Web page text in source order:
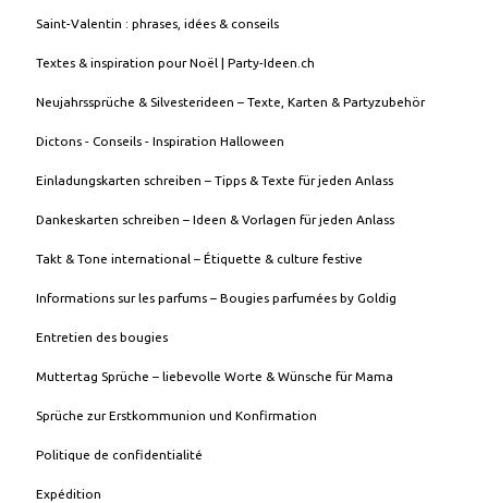
Saint-Valentin : phrases, idées & conseils
Textes & inspiration pour Noël | Party-Ideen.ch
Neujahrssprüche & Silvesterideen – Texte, Karten & Partyzubehör
Dictons - Conseils - Inspiration Halloween
Einladungskarten schreiben – Tipps & Texte für jeden Anlass
Dankeskarten schreiben – Ideen & Vorlagen für jeden Anlass
Takt & Tone international – Étiquette & culture festive
Informations sur les parfums – Bougies parfumées by Goldig
Entretien des bougies
Muttertag Sprüche – liebevolle Worte & Wünsche für Mama
Sprüche zur Erstkommunion und Konfirmation
Politique de confidentialité
Expédition